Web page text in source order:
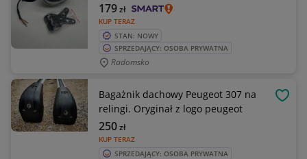
KUP TERAZ
179zł
STAN: NOWY
SPRZEDAJĄCY: OSOBA PRYWATNA
Radomsko
Bagażnik dachowy Peugeot 307 na
relingi. Oryginał z logo peugeot
KUP TERAZ
250zł
SPRZEDAJĄCY: OSOBA PRYWATNA